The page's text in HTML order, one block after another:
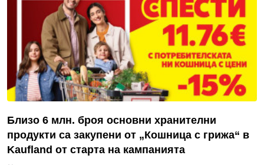
Близо 6 млн. броя основни хранителни
продукти са закупени от „Кошница с грижа“ в
Kaufland от старта на кампанията